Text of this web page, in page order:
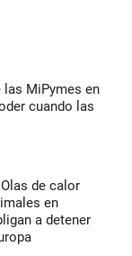
las MiPymes en
cuando las
de calor
en
a detener